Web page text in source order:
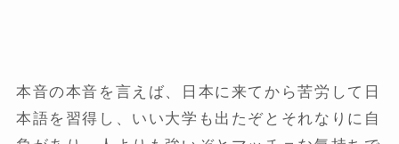
本音の本音を言えば、日本に来てから苦労して日
本語を習得し、いい大学も出たぞとそれなりに自